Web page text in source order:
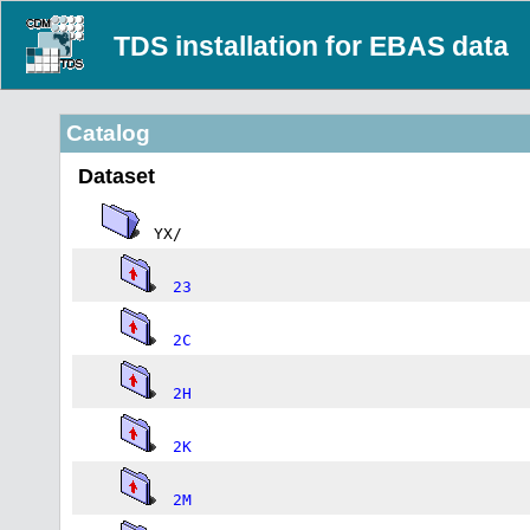
TDS installation for EBAS data
Catalog
Dataset
YX/
23
2C
2H
2K
2M